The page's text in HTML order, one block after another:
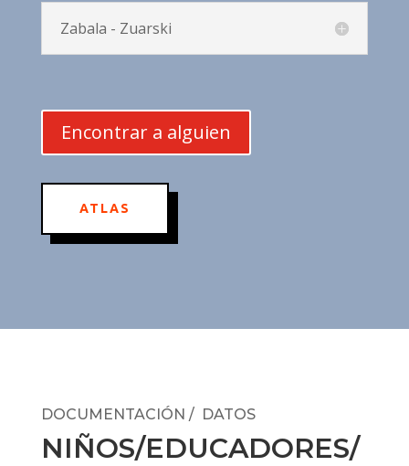
Zabala - Zuarski
Encontrar a alguien
ATLAS
DOCUMENTACIÓN / DATOS
NIÑOS/EDUCADORES/